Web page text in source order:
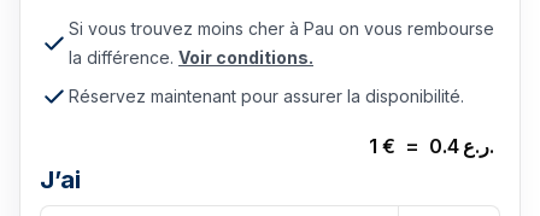
Si vous trouvez moins cher à Pau on vous rembourse
la différence. Voir conditions.
Réservez maintenant pour assurer la disponibilité.
1 € = 0.4 ر.ع.
J’ai